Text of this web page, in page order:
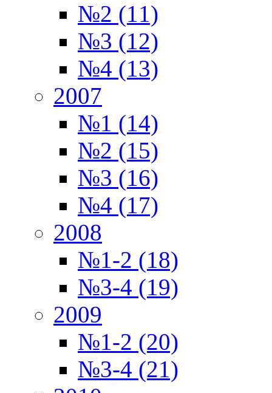
№2 (11)
№3 (12)
№4 (13)
2007
№1 (14)
№2 (15)
№3 (16)
№4 (17)
2008
№1-2 (18)
№3-4 (19)
2009
№1-2 (20)
№3-4 (21)